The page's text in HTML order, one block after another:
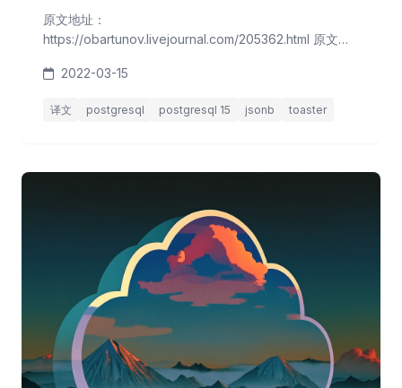
原文地址：
https://obartunov.livejournal.com/205362.html 原文作
下面是JSONB的性能分析，它使用了TOAST API实现的
key2[], key3, loong key4[]。 关于基准测试中使...
2022-03-15
译文 postgresql postgresql 15 jsonb toaster